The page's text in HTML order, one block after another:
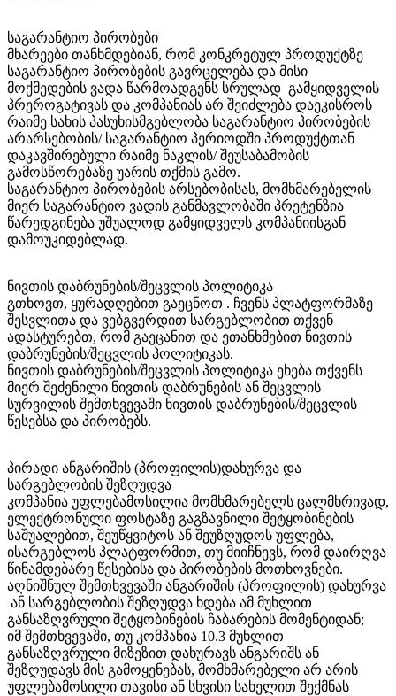
საგარანტიო პირობები
მხარეები თანხმდებიან, რომ კონკრეტულ პროდუქტზე
საგარანტიო პირობების გავრცელება და მისი
მოქმედების ვადა წარმოადგენს სრულად გამყიდველის
პრეროგატივას და კომპანიას არ შეიძლება დაეკისროს
რაიმე სახის პასუხისმგებლობა საგარანტიო პირობების
არარსებობის/ საგარანტიო პერიოდში პროდუქტთან
დაკავშირებული რაიმე ნაკლის/ შეუსაბამობის
გამოსწორებაზე უარის თქმის გამო.
საგარანტიო პირობების არსებობისას, მომხმარებელის
მიერ საგარანტიო ვადის განმავლობაში პრეტენზია
წარედგინება უშუალოდ გამყიდველს კომპანიისგან
დამოუკიდებლად.
ნივთის დაბრუნების/შეცვლის პოლიტიკა
გთხოვთ, ყურადღებით გაეცნოთ . ჩვენს პლატფორმაზე
შესვლითა და ვებგვერდით სარგებლობით თქვენ
ადასტურებთ, რომ გაეცანით და ეთანხმებით ნივთის
დაბრუნების/შეცვლის პოლიტიკას.
ნივთის დაბრუნების/შეცვლის პოლიტიკა ეხება თქვენს
მიერ შეძენილი ნივთის დაბრუნების ან შეცვლის
სურვილის შემთხვევაში ნივთის დაბრუნების/შეცვლის
წესებსა და პირობებს.
პირადი ანგარიშის (პროფილის)დახურვა და
სარგებლობის შეზღუდვა
კომპანია უფლებამოსილია მომხმარებელს ცალმხრივად,
ელექტრონული ფოსტაზე გაგზავნილი შეტყობინების
საშუალებით, შეუწყვიტოს ან შეუზღუდოს უფლება,
ისარგებლოს პლატფორმით, თუ მიიჩნევს, რომ დაირღვა
წინამდებარე წესებისა და პირობების მოთხოვნები.
აღნიშნულ შემთხვევაში ანგარიშის (პროფილის) დახურვა
ან სარგებლობის შეზღუდვა ხდება ამ მუხლით
განსაზღვრული შეტყობინების ჩაბარების მომენტიდან;
იმ შემთხვევაში, თუ კომპანია 10.3 მუხლით
განსაზღვრული მიზეზით დახურავს ანგარიშს ან
შეზღუდავს მის გამოყენებას, მომხმარებელი არ არის
უფლებამოსილი თავისი ან სხვისი სახელით შექმნას